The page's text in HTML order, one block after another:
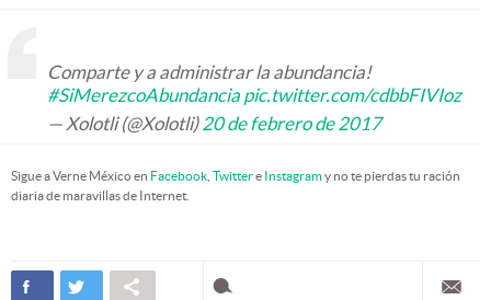
Comparte y a administrar la abundancia!
#SiMerezcoAbundancia pic.twitter.com/cdbbFIVIoz
— Xolotli (@Xolotli)20 de febrero de 2017
Sigue a Verne México en Facebook Twittere Instagramy no te pierdas tu ración
diaria de maravillas de Internet.